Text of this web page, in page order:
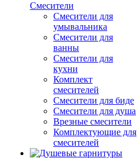
Смесители
Смесители для
умывальника
Смесители для
ванны
Смесители для
кухни
Комплект
смесителей
Смесители для биде
Смесители для душа
Врезные смесители
Комплектующие для
смесителей